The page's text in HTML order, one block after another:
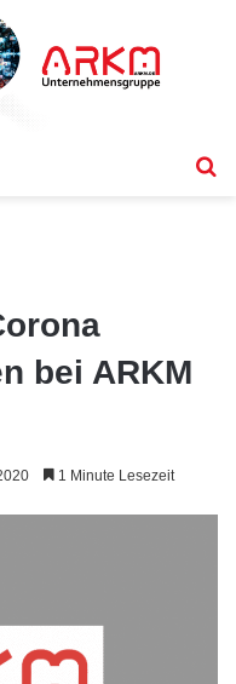
bei ARKM
1 Minute Lesezeit